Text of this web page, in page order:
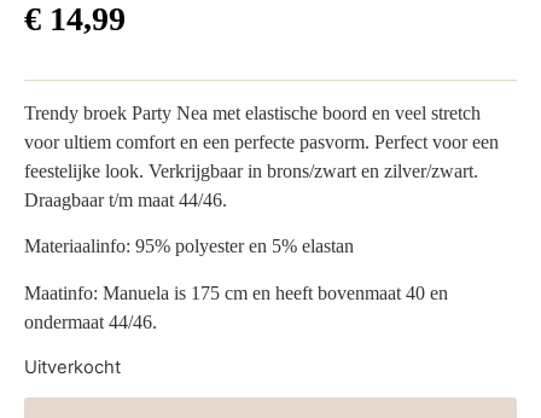
€ 14,99
Trendy broek Party Nea met elastische boord en veel stretch
voor ultiem comfort en een perfecte pasvorm. Perfect voor een
feestelijke look. Verkrijgbaar in brons/zwart en zilver/zwart.
Draagbaar t/m maat 44/46.
Materiaalinfo: 95% polyester en 5% elastan
Maatinfo: Manuela is 175 cm en heeft bovenmaat 40 en
ondermaat 44/46.
Uitverkocht